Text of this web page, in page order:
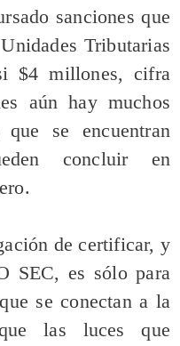
sanciones que
Tributarias
$4 millones, cifra
aún hay muchos
que se encuentran
concluir en
de certificar, y
SEC, es sólo para
se conectan a la
las luces que